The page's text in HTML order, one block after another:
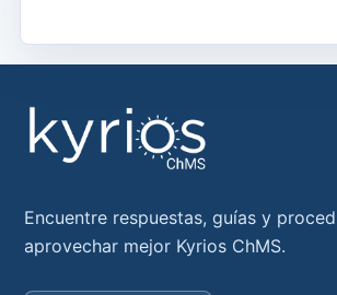
Lectores
Ministros Extraordinarios de la
Instituciones
Intenciones masivas
Encuentre respuestas, guías y
aprovechar mejor Kyrios ChMS.